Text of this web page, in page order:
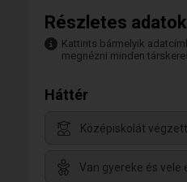
Részletes adatok
Kattints bármelyik
megnézni minden
Háttér
Középiskolát végzett
Van gyereke és vele